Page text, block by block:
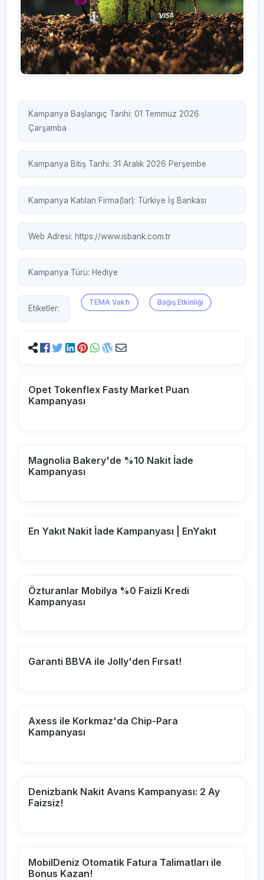
Kampanya Başlangıç Tarihi: 01 Temmuz 2026
Çarşamba
Kampanya Bitiş Tarihi: 31 Aralık 2026 Perşembe
Kampanya Katılan Firma(lar): Türkiye İş Bankası
Web Adresi: https://www.isbank.com.tr
Kampanya Türü: Hediye
Etiketler:
TEMA Vakfı Bağış Etkinliği
Opet Tokenflex Fasty Market Puan
Kampanyası
Magnolia Bakery'de %10 Nakit İade
Kampanyası
En Yakıt Nakit İade Kampanyası | EnYakıt
Özturanlar Mobilya %0 Faizli Kredi
Kampanyası
Garanti BBVA ile Jolly'den Fırsat!
Axess ile Korkmaz'da Chip-Para
Kampanyası
Denizbank Nakit Avans Kampanyası: 2 Ay
Faizsiz!
MobilDeniz Otomatik Fatura Talimatları ile
Bonus Kazan!